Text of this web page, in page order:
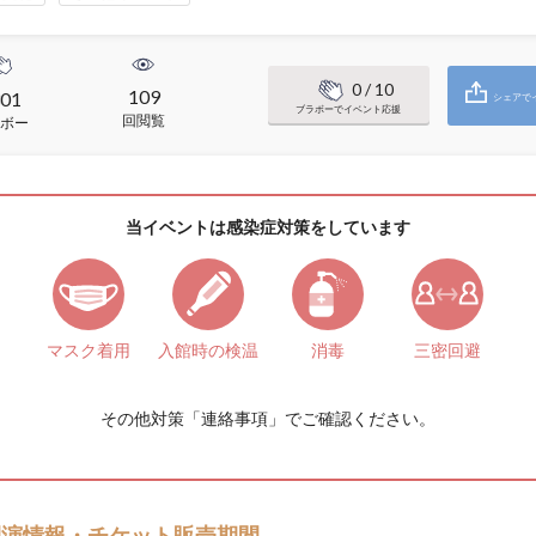
ー
109
回閲覧
0/ 10
ブラボーでイベント応援
シェアで
当イベントは感染症対策をしています
マスク着用 入館時の検温 消毒 三密回避
その他対策「連絡事項 」でご確認ください。